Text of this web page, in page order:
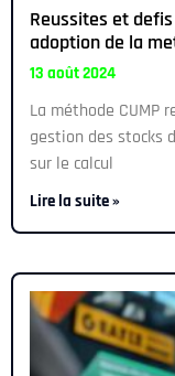
Reussites et
adoption de la
13 août 2024
La méthode CUMP
gestion des stocks
sur le calcul
Lire la suite »